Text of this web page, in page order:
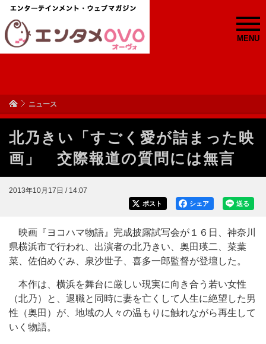
MENU
ニュース
北乃きい「すごく愛が詰まった映
画」 交際報道の質問には無言
2013年10月17日 / 14:07
送る
シェア
ポスト
映画『ヨコハマ物語』完成披露試写会が１６日、神奈川
県横浜市で行われ、出演者の北乃きい、奥田瑛二、菜葉
菜、佐伯めぐみ、泉沙世子、喜多一郎監督が登壇した。
本作は、横浜を舞台に厳しい現実に向き合う若い女性
（北乃）と、退職と同時に妻を亡くして人生に絶望した男
性（奥田）が、地域の人々の温もりに触れながら再生して
いく物語。